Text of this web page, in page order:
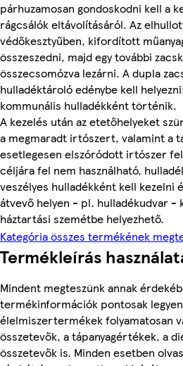
párhuzamosan gondoskodni kell a
rágcsálók eltávolításáról. Az
védőkesztyűben, kifordított
összeszedni, majd egy további
összecsomózva lezárni. A dupla
hulladéktároló edénybe kell
kommunális hulladékként történik.
A kezelés után az etetőhelyeket
a megmaradt irtószert, valamint a
esetlegesen elszóródott irtószer
céljára fel nem használható,
veszélyes hulladékként kell kezelni
átvevő helyen - pl. hulladékudvar -
háztartási szemétbe helyezhető.
Kategória összes termékének
Termékleírás
Mindent megteszünk annak
termékinformációk pontosak
élelmiszertermékek folyamatosan
összetevők, a tápanyagértékek, a
összetevők is. Minden esetben